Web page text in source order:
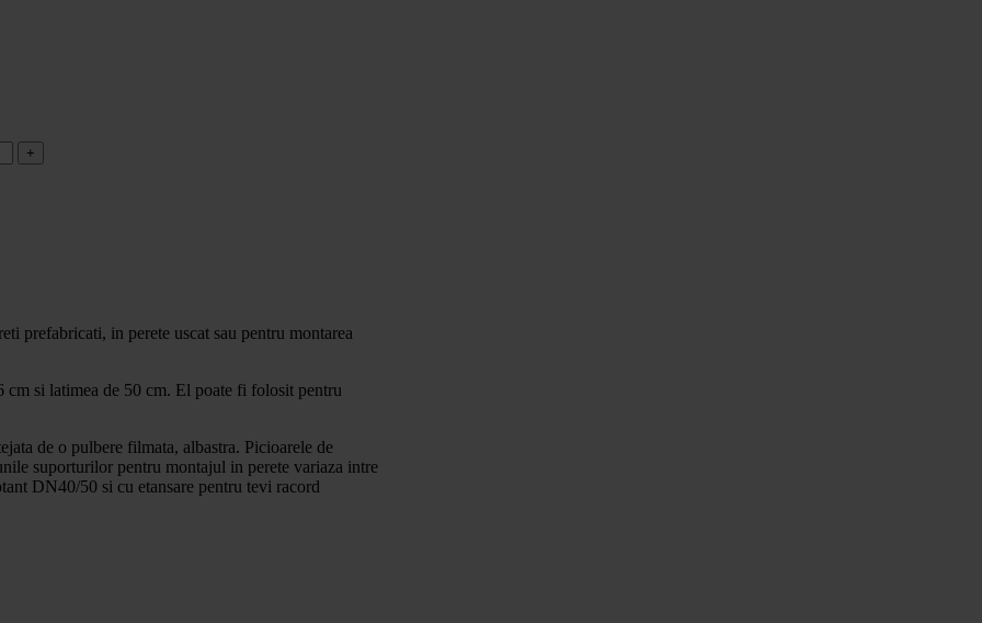
prefabricati, in perete uscat sau pentru montarea
cm si latimea de 50 cm. El poate fi folosit pentru
de o pulbere filmata, albastra. Picioarele de
suporturilor pentru montajul in perete variaza intre
DN40/50 si cu etansare pentru tevi racord